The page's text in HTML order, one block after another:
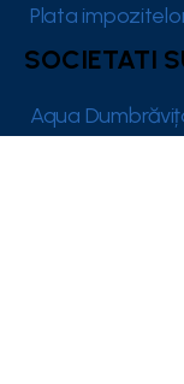
Plata
SOCIETATI
Aqua